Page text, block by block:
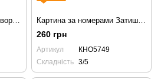
260 грн
Артикул
КНО5749
Складність 3/5